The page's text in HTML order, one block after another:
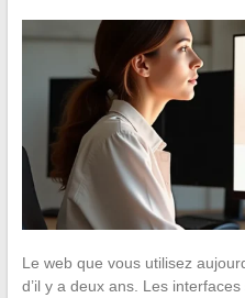
Le web que vous utilisez
d’il y a deux ans. Les